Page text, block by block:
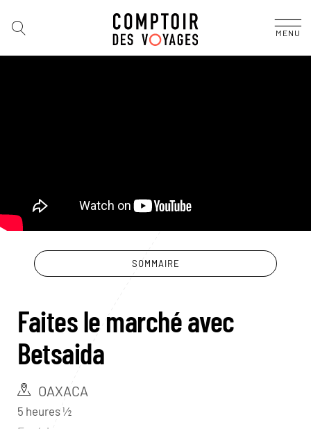
MENU
SOMMAIRE
Faites le marché avec
Betsaida
OAXACA
5 heures ½